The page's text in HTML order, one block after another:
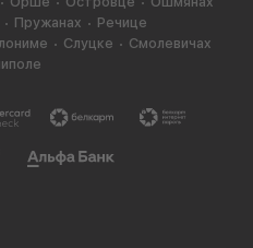
Пружанах
Речице
Слуцке
Смолевичах